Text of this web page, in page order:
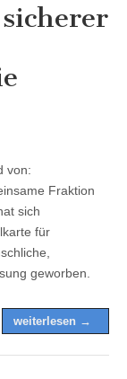
von:
Fraktion
sich
für
geworben.
weiterlesen →